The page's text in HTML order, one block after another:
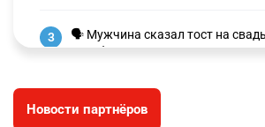
3
🗣 Мужчина сказал тост на
заработал уголовное дело
🐏 Скота больше, а мясо дороже.
Новости партнёров